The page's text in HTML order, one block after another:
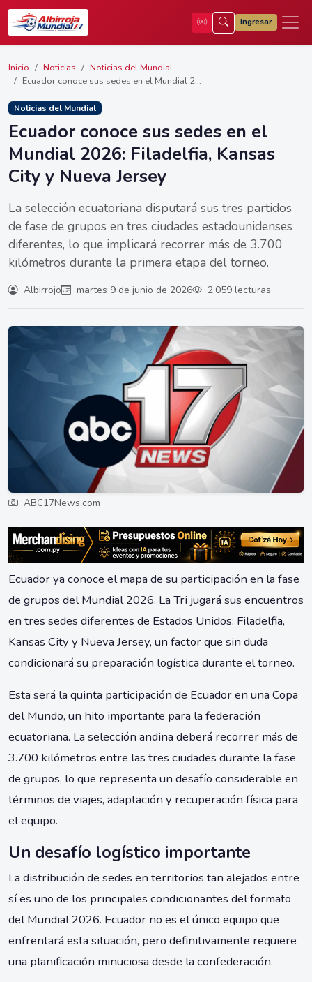
Ingresar
Inicio Noticias
Noticias del Mundial
Ecuador conoce sus sedes en el Mundial 2...
Noticias del Mundial
Ecuador conoce sus sedes en el
Mundial 2026: Filadelfia, Kansas
City y Nueva Jersey
La selección ecuatoriana disputará sus tres partidos
de fase de grupos en tres ciudades estadounidenses
diferentes, lo que implicará recorrer más de 3.700
kilómetros durante la primera etapa del torneo.
Albirrojo martes 9 de junio de 2026 2.059 lecturas
ABC17News.com
Ecuador ya conoce el mapa de su participación en la fase
de grupos del Mundial 2026. La Tri jugará sus encuentros
en tres sedes diferentes de Estados Unidos: Filadelfia,
Kansas City y Nueva Jersey, un factor que sin duda
condicionará su preparación logística durante el torneo.
Esta será la quinta participación de Ecuador en una Copa
del Mundo, un hito importante para la federación
ecuatoriana. La selección andina deberá recorrer más de
3.700 kilómetros entre las tres ciudades durante la fase
de grupos, lo que representa un desafío considerable en
términos de viajes, adaptación y recuperación física para
el equipo.
Un desafío logístico importante
La distribución de sedes en territorios tan alejados entre
sí es uno de los principales condicionantes del formato
del Mundial 2026. Ecuador no es el único equipo que
enfrentará esta situación, pero definitivamente requiere
una planificación minuciosa desde la confederación.